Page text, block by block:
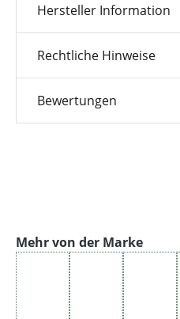
Hersteller Information
Rechtliche Hinweise
Bewertungen
Produktgalerie überspringen
Mehr von der Marke